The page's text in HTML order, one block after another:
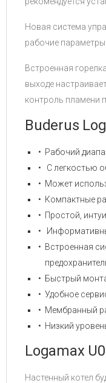
Новая система
рабочие параметры
Встроенная
выходе
контроль пламени
Buderus
Рабочий
С легкостью
Может
Компактные
Простой,
Встроенная
Быстрый
Удобное
Мембранный
Низкий
Logamax
Настенный котел